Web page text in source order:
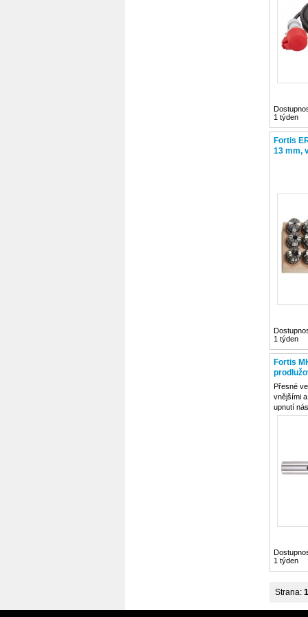
1 týden
Fortis
13 mm,
1 týden
Fortis
Přesné
vnějšími
upnutí
DIN 2187
1 týden
Strana: 1